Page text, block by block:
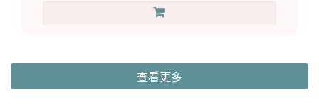
查看更多